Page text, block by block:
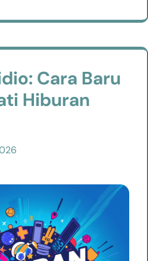
Cara Baru
Hiburan